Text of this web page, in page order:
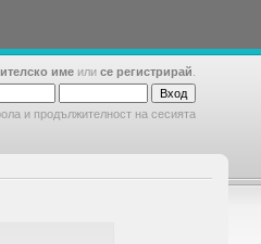
име или се регистрирай
и продължителност на сесията